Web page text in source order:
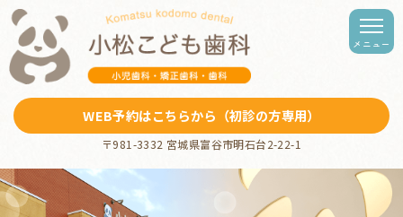
WEB予約はこちらから（初診の方専用）
〒981-3332 宮城県富谷市明石台2-22-1